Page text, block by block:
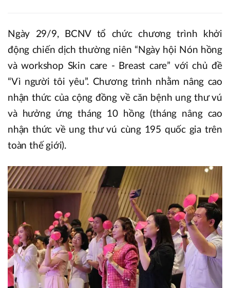
Ngày 29/9, BCNV tổ chức chương trình khởi
động chiến dịch thường niên “Ngày hội Nón hồng
và workshop Skin care - Breast care” với chủ đề
“Vì người tôi yêu”. Chương trình nhằm nâng cao
nhận thức của cộng đồng về căn bệnh ung thư vú
và hưởng ứng tháng 10 hồng (tháng nâng cao
nhận thức về ung thư vú cùng 195 quốc gia trên
toàn thế giới).